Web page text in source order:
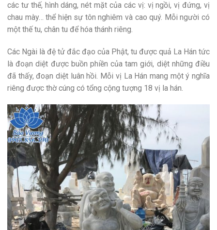
các tư thế, hình dáng, nét mặt của các vị: vị ngồi, vị đứng, vị
chau mày… thể hiện sự tôn nghiêm và cao quý. Mỗi người có
một thế tu, chân tu để hóa thánh riêng.
Các Ngài là đệ tử đắc đạo của Phật, tu được quả La Hán tức
là đoạn diệt được buồn phiền của tam giới, diệt những điều
đã thấy, đoạn diệt luân hồi. Mỗi vị La Hán mang một ý nghĩa
riêng được thờ cúng có tổng cộng tượng 18 vị la hán.